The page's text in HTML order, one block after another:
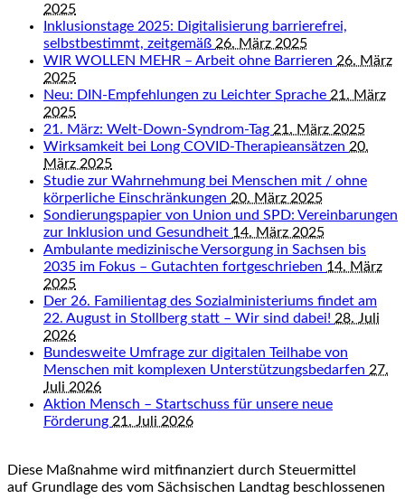
2025
Inklusionstage 2025: Digitalisierung barrierefrei,
selbstbestimmt, zeitgemäß 26. März 2025
WIR WOLLEN MEHR – Arbeit ohne Barrieren 26. März
2025
Neu: DIN-Empfehlungen zu Leichter Sprache 21. März
2025
21. März: Welt-Down-Syndrom-Tag 21. März 2025
Wirksamkeit bei Long COVID-Therapieansätzen 20.
März 2025
Studie zur Wahrnehmung bei Menschen mit / ohne
körperliche Einschränkungen 20. März 2025
Sondierungspapier von Union und SPD: Vereinbarungen
zur Inklusion und Gesundheit 14. März 2025
Ambulante medizinische Versorgung in Sachsen bis
2035 im Fokus – Gutachten fortgeschrieben 14. März
2025
Der 26. Familientag des Sozialministeriums findet am
22. August in Stollberg statt – Wir sind dabei! 28. Juli
2026
Bundesweite Umfrage zur digitalen Teilhabe von
Menschen mit komplexen Unterstützungsbedarfen 27.
Juli 2026
Aktion Mensch – Startschuss für unsere neue
Förderung 21. Juli 2026
Diese Maßnahme wird mitfinanziert durch Steuermittel
auf Grundlage des vom Sächsischen Landtag beschlossenen